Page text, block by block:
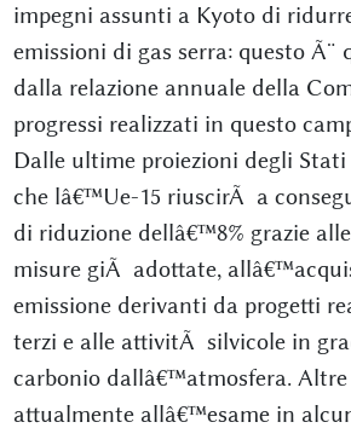
impegni assunti a Kyoto di
emissioni di gas serra: questo Ã¨
dalla relazione annuale della
progressi realizzati in questo
Dalle ultime proiezioni degli
che lâ€™Ue-15 riuscirÃ a
di riduzione dellâ€™8% grazie
misure giÃ adottate,
emissione derivanti da progetti
terzi e alle attivitÃ silvicole in
carbonio dallâ€™atmosfera.
attualmente allâ€™esame in